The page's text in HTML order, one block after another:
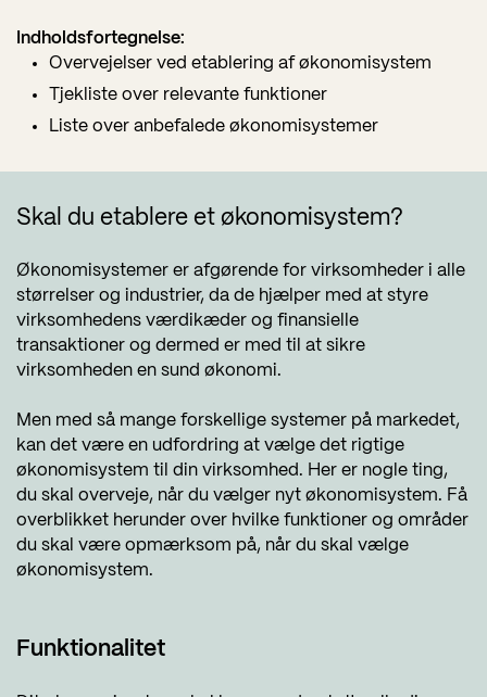
Indholdsfortegnelse:
Overvejelser ved etablering af økonomisystem
Tjekliste over relevante funktioner
Liste over anbefalede økonomisystemer
Skal du etablere et økonomisystem?
Økonomisystemer er afgørende for virksomheder i alle
størrelser og industrier, da de hjælper med at styre
virksomhedens værdikæder og finansielle
transaktioner og dermed er med til at sikre
virksomheden en sund økonomi.
Men med så mange forskellige systemer på markedet,
kan det være en udfordring at vælge det rigtige
økonomisystem til din virksomhed. Her er nogle ting,
du skal overveje, når du vælger nyt økonomisystem. Få
overblikket herunder over hvilke funktioner og områder
du skal være opmærksom på, når du skal vælge
økonomisystem.
Funktionalitet